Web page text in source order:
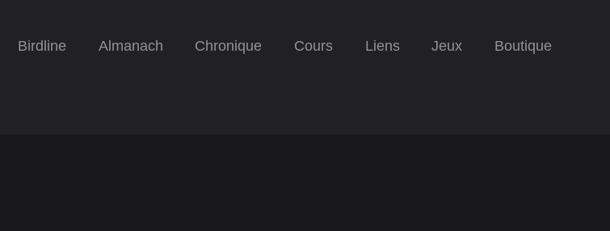
Birdline Almanach Chronique Cours Liens Jeux Boutique